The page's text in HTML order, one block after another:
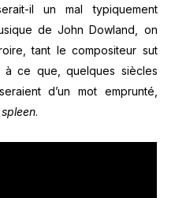
il un mal typiquement
de John Dowland, on
tant le compositeur sut
ce que, quelques siècles
d’un mot emprunté,
spleen.